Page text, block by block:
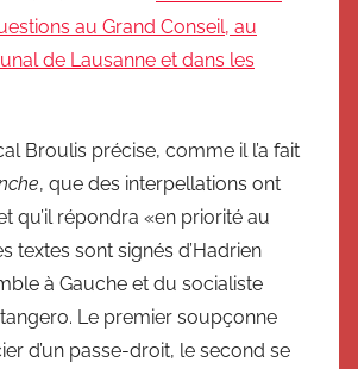
au Grand Conseil, au
de Lausanne et dans les
Broulis précise, comme il l’a fait
, que des interpellations ont
qu’il répondra «en priorité au
textes sont signés d’Hadrien
à Gauche et du socialiste
Le premier soupçonne
d’un passe-droit, le second se